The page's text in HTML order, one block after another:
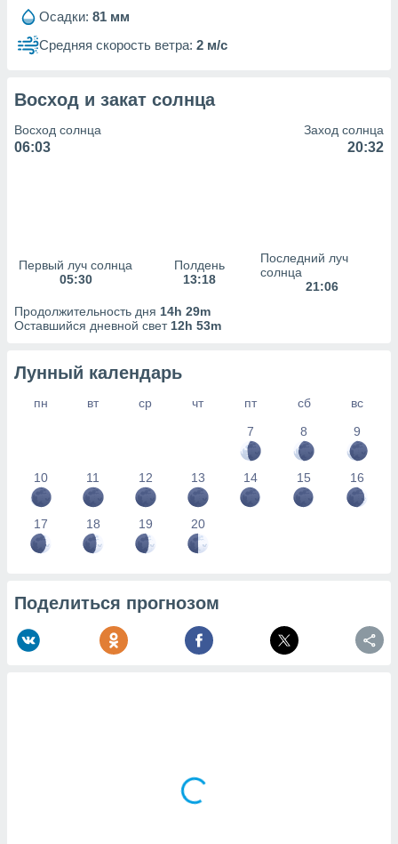
Осадки: 81 мм
Средняя скорость ветра: 2 м/с
Восход и закат солнца
Восход солнца
06:03
Заход солнца
20:32
Первый луч солнца
05:30
Полдень
13:18
Последний луч
солнца
21:06
Продолжительность дня 14h 29m
Оставшийся дневной свет 12h 53m
Лунный календарь
пн вт ср чт пт сб
вс
7
8 9
10 11 12 13 14 15 16
17 18 19 20
Поделиться прогнозом